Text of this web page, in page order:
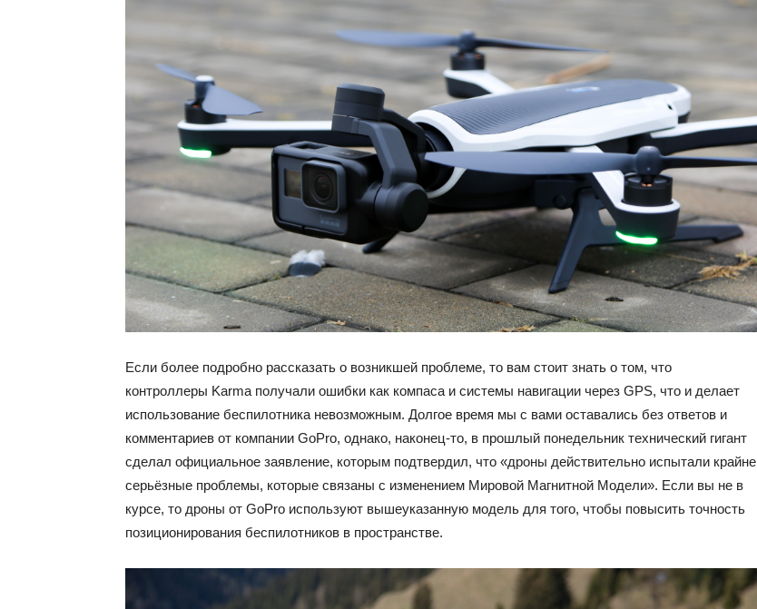
Если более подробно рассказать о возникшей проблеме, то вам стоит знать о том, что
контроллеры Karma получали ошибки как компаса и системы навигации через GPS, что и делает
использование беспилотника невозможным. Долгое время мы с вами оставались без ответов и
комментариев от компании GoPro, однако, наконец-то, в прошлый понедельник технический гигант
сделал официальное заявление, которым подтвердил, что «дроны действительно испытали крайне
серьёзные проблемы, которые связаны с изменением Мировой Магнитной Модели». Если вы не в
курсе, то дроны от GoPro используют вышеуказанную модель для того, чтобы повысить точность
позиционирования беспилотников в пространстве.